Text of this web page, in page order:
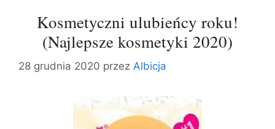
Kosmetyczni ulubieńcy roku!
(Najlepsze kosmetyki 2020)
28 grudnia 2020 przez Albicja